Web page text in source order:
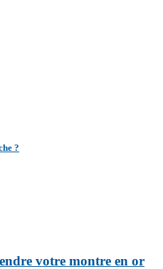
?
votre montre en or